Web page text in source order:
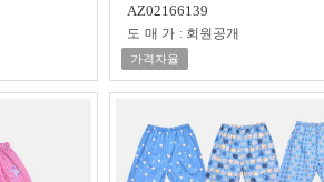
AZ02166139
도매가 : 회원공개
가격자율